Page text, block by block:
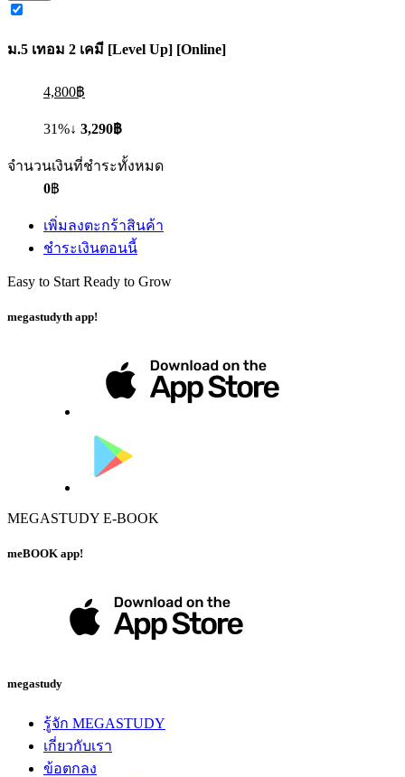
ม.5 เทอม 2 เคมี [Level Up] [Online]
4,800฿
31%↓ 3,290฿
จำนวนเงินที่ชำระทั้งหมด
0฿
เพิ่มลงตะกร้าสินค้า
ชำระเงินตอนนี้
Easy to Start Ready to Grow
megastudyth app!
MEGASTUDY E-BOOK
meBOOK app!
megastudy
รู้จัก MEGASTUDY
เกี่ยวกับเรา
ข้อตกลง